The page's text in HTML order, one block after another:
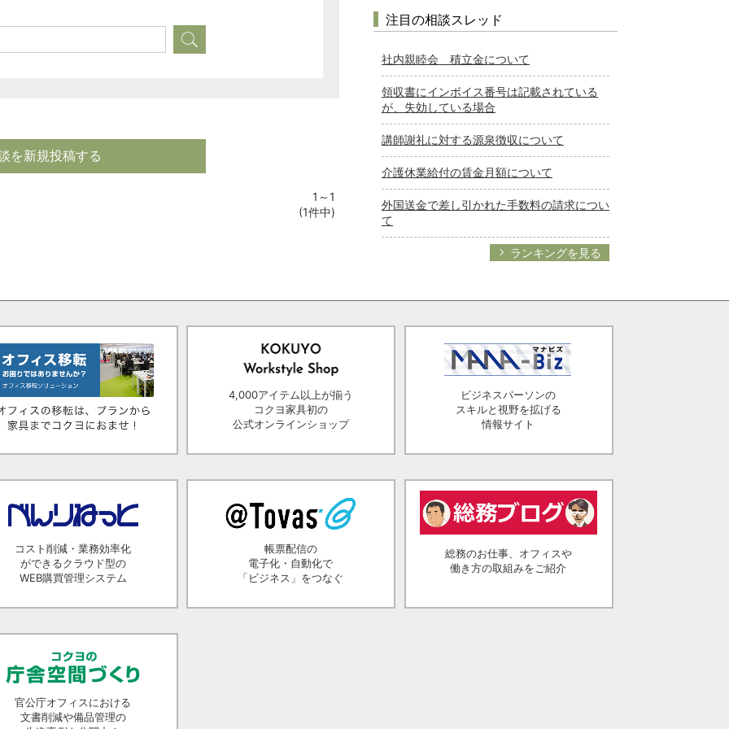
を新規投稿する
1～1
(1件中)
注目の相談スレッド
社内親睦会 積立金について
領収書にインボイス番号は記載されている
が、失効している場合
講師謝礼に対する源泉徴収について
介護休業給付の賃金月額について
外国送金で差し引かれた手数料の請求につい
て
ランキングを見る
4,000アイテム以上が揃う
コクヨ家具初の
公式オンラインショップ
ビジネスパーソンの
スキルと視野を拡げる
情報サイト
コスト削減・業務効率化
ができるクラウド型の
WEB購買管理システム
帳票配信の
電子化・自動化で
「ビジネス」をつなぐ
総務のお仕事、オフィスや
働き方の取組みをご紹介
官公庁オフィスにおける
文書削減や備品管理の